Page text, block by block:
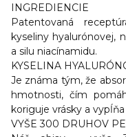
INGREDIENCIE
Patentovaná
kyseliny hyalurónovej,
a silu niacínamidu.
KYSELINA
Je známa tým, že
hmotnosti, čím
koriguje vrásky a
VYŠE 300 DRUHOV